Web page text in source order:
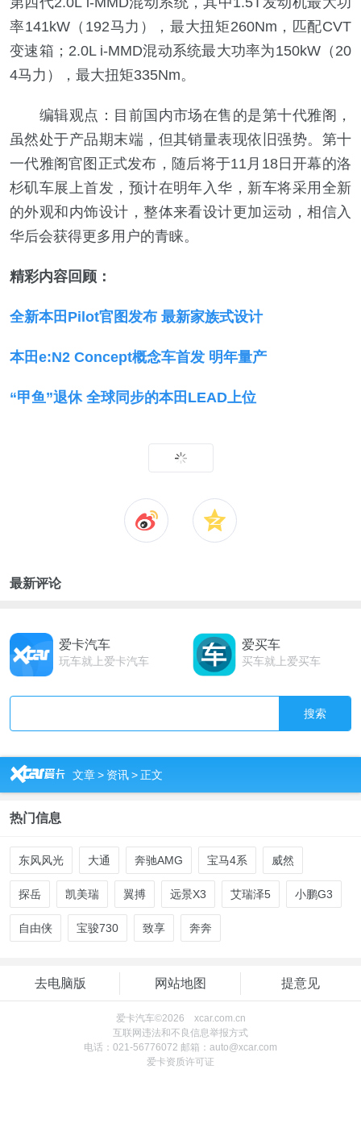
率141kW（192马力），最大扭矩260Nm，匹配CVT
变速箱；2.0L i-MMD混动系统最大功率为150kW（20
4马力），最大扭矩335Nm。
编辑观点：目前国内市场在售的是第十代雅阁，
虽然处于产品期末端，但其销量表现依旧强势。第十
一代雅阁官图正式发布，随后将于11月18日开幕的洛
杉矶车展上首发，预计在明年入华，新车将采用全新
的外观和内饰设计，整体来看设计更加运动，相信入
华后会获得更多用户的青睐。
精彩内容回顾：
全新本田Pilot官图发布 最新家族式设计
本田e:N2 Concept概念车首发 明年量产
“甲鱼”退休 全球同步的本田LEAD上位
最新评论
爱卡汽车
玩车就上爱卡汽车
爱买车
买车就上爱买车
搜索
R 文章> 资讯>正文
热门信息
东风风光 大通 奔驰AMG 宝马4系 威然
探岳 凯美瑞 翼搏 远景X3 艾瑞泽5 小鹏G3
自由侠 宝骏730 致享 奔奔
去电脑版 网站地图 提意见
爱卡汽车©2026 xcar.com.cn
互联网违法和不良信息举报方式
电话：021-56776072 邮箱：auto@xcar.com
爱卡资质许可证